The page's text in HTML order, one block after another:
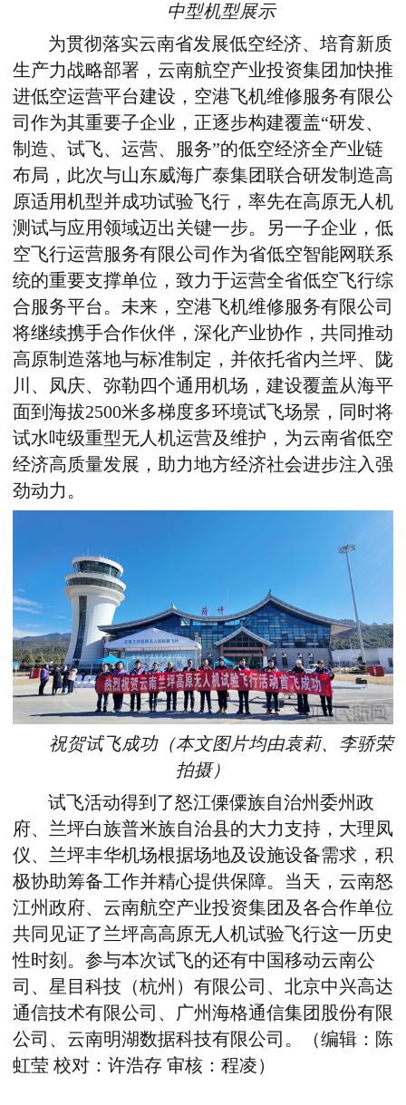
中型机型展示
为贯彻落实云南省发展低空经济、培育新质
生产力战略部署，云南航空产业投资集团加快推
进低空运营平台建设，空港飞机维修服务有限公
司作为其重要子企业，正逐步构建覆盖“研发、
制造、试飞、运营、服务”的低空经济全产业链
布局，此次与山东威海广泰集团联合研发制造高
原适用机型并成功试验飞行，率先在高原无人机
测试与应用领域迈出关键一步。另一子企业，低
空飞行运营服务有限公司作为省低空智能网联系
统的重要支撑单位，致力于运营全省低空飞行综
合服务平台。未来，空港飞机维修服务有限公司
将继续携手合作伙伴，深化产业协作，共同推动
高原制造落地与标准制定，并依托省内兰坪、陇
川、凤庆、弥勒四个通用机场，建设覆盖从海平
面到海拔2500米多梯度多环境试飞场景，同时将
试水吨级重型无人机运营及维护，为云南省低空
经济高质量发展，助力地方经济社会进步注入强
劲动力。
祝贺试飞成功（本文图片均由袁莉、李骄荣
拍摄）
试飞活动得到了怒江傈僳族自治州委州政
府、兰坪白族普米族自治县的大力支持，大理凤
仪、兰坪丰华机场根据场地及设施设备需求，积
极协助筹备工作并精心提供保障。当天，云南怒
江州政府、云南航空产业投资集团及各合作单位
共同见证了兰坪高高原无人机试验飞行这一历史
性时刻。参与本次试飞的还有中国移动云南公
司、星目科技（杭州）有限公司、北京中兴高达
通信技术有限公司、广州海格通信集团股份有限
公司、云南明湖数据科技有限公司。（编辑：陈
虹莹 校对：许浩存 审核：程凌）